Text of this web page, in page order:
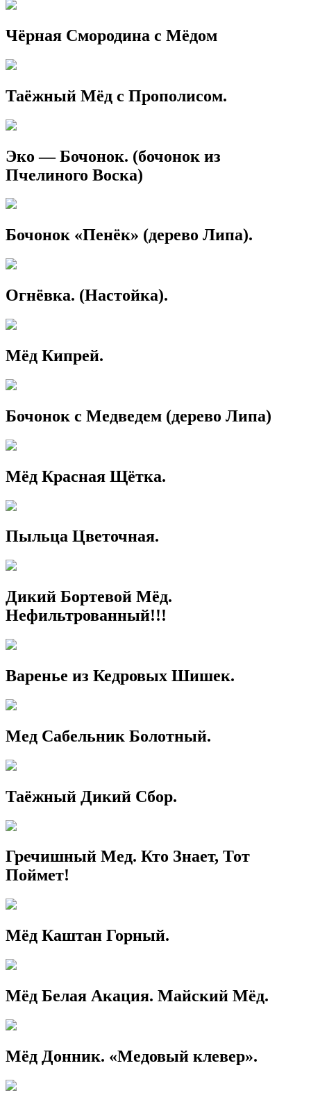
Чёрная Смородина с Мёдом
Таёжный Мёд с Прополисом.
Эко — Бочонок. (бочонок из
Пчелиного Воска)
Бочонок «Пенёк» (дерево Липа).
Огнёвка. (Настойка).
Мёд Кипрей.
Бочонок с Медведем (дерево Липа)
Мёд Красная Щётка.
Пыльца Цветочная.
Дикий Бортевой Мёд.
Нефильтрованный!!!
Варенье из Кедровых Шишек.
Мед Сабельник Болотный.
Таёжный Дикий Сбор.
Гречишный Мед. Кто Знает, Тот
Поймет!
Мёд Каштан Горный.
Мёд Белая Акация. Майский Мёд.
Мёд Донник. «Медовый клевер».